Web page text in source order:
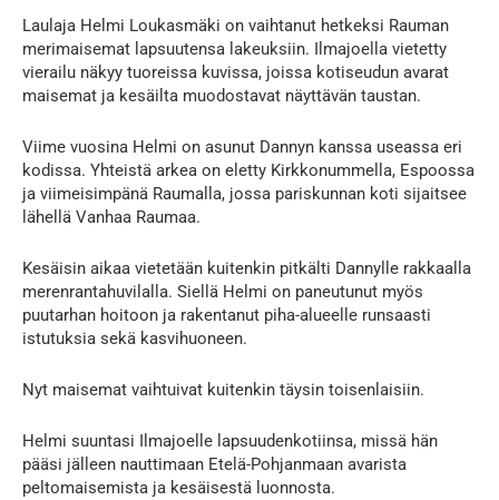
Laulaja Helmi Loukasmäki on vaihtanut hetkeksi Rauman
merimaisemat lapsuutensa lakeuksiin. Ilmajoella vietetty
vierailu näkyy tuoreissa kuvissa, joissa kotiseudun avarat
maisemat ja kesäilta muodostavat näyttävän taustan.
Viime vuosina Helmi on asunut Dannyn kanssa useassa eri
kodissa. Yhteistä arkea on eletty Kirkkonummella, Espoossa
ja viimeisimpänä Raumalla, jossa pariskunnan koti sijaitsee
lähellä Vanhaa Raumaa.
Kesäisin aikaa vietetään kuitenkin pitkälti Dannylle rakkaalla
merenrantahuvilalla. Siellä Helmi on paneutunut myös
puutarhan hoitoon ja rakentanut piha-alueelle runsaasti
istutuksia sekä kasvihuoneen.
Nyt maisemat vaihtuivat kuitenkin täysin toisenlaisiin.
Helmi suuntasi Ilmajoelle lapsuudenkotiinsa, missä hän
pääsi jälleen nauttimaan Etelä-Pohjanmaan avarista
peltomaisemista ja kesäisestä luonnosta.